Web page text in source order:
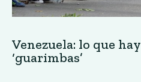
Venezuela: lo que
‘guarimbas’